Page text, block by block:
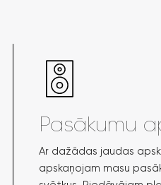
Pasākumu
Ar dažādas jaudas
apskaņojam masu